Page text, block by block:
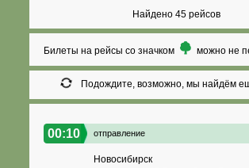
Найдено 45 рейсов
Билеты на рейсы со значком можно не
Подождите, возможно, мы найдём
00:10 отправление
Новосибирск